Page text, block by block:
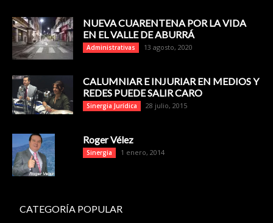
NUEVA CUARENTENA POR LA VIDA
EN EL VALLE DE ABURRÁ
Administrativas 13 agosto, 2020
CALUMNIAR E INJURIAR EN MEDIOS Y
REDES PUEDE SALIR CARO
Sinergia Jurídica 28 julio, 2015
Roger Vélez
Sinergia 1 enero, 2014
CATEGORÍA POPULAR